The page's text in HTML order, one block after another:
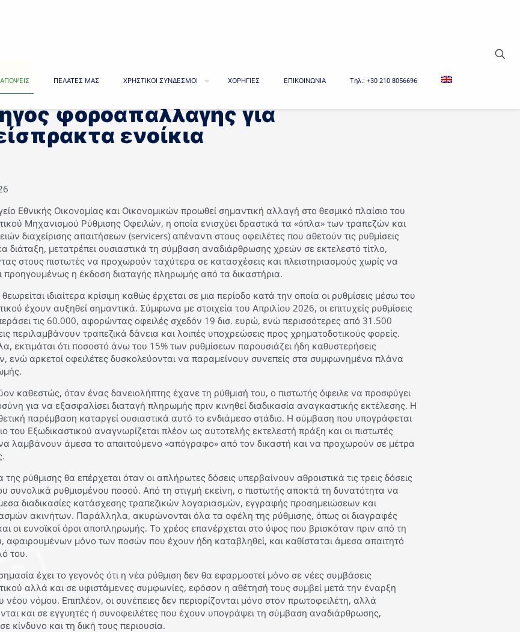
ΠΕΛΑΤΕΣ ΜΑΣ ΧΡΗΣΤΙΚΟΙ ΣΥΝΔΕΣΜΟΙ ΧΟΡΗΓΙΕΣ ΕΠΙΚΟΙΝΩΝΙΑ Tηλ.: +30 210 8056696
φοροαπαλλαγής για
ενοίκια
Εθνικής Οικονομίας και Οικονομικών προωθεί σημαντική αλλαγή στο θεσμικό πλαίσιο του
Μηχανισμού Ρύθμισης Οφειλών, η οποία ενισχύει δραστικά τα «όπλα» των τραπεζών και
διαχείρισης απαιτήσεων (servicers) απέναντι στους οφειλέτες που αθετούν τις ρυθμίσεις
διάταξη, μετατρέπει ουσιαστικά τη σύμβαση αναδιάρθρωσης χρεών σε εκτελεστό τίτλο,
στους πιστωτές να προχωρούν ταχύτερα σε κατασχέσεις και πλειστηριασμούς χωρίς να
προηγουμένως η έκδοση διαταγής πληρωμής από τα δικαστήρια.
ιδιαίτερα κρίσιμη καθώς έρχεται σε μια περίοδο κατά την οποία οι ρυθμίσεις μέσω του
έχουν αυξηθεί σημαντικά. Σύμφωνα με στοιχεία του Απριλίου 2026, οι επιτυχείς ρυθμίσεις
τις 60.000, αφορώντας οφειλές σχεδόν 19 δισ. ευρώ, ενώ περισσότερες από 31.500
περιλαμβάνουν τραπεζικά δάνεια και λοιπές υποχρεώσεις προς χρηματοδοτικούς φορείς.
εκτιμάται ότι ποσοστό άνω του 15% των ρυθμίσεων παρουσιάζει ήδη καθυστερήσεις
ενώ αρκετοί οφειλέτες δυσκολεύονται να παραμείνουν συνεπείς στα συμφωνημένα πλάνα
καθεστώς, όταν ένας δανειολήπτης έχανε τη ρύθμισή του, ο πιστωτής όφειλε να προσφύγει
για να εξασφαλίσει διαταγή πληρωμής πριν κινηθεί διαδικασία αναγκαστικής εκτέλεσης. Η
παρέμβαση καταργεί ουσιαστικά αυτό το ενδιάμεσο στάδιο. Η σύμβαση που υπογράφεται
του Εξωδικαστικού αναγνωρίζεται πλέον ως αυτοτελής εκτελεστή πράξη και οι πιστωτές
λαμβάνουν άμεσα το απαιτούμενο «απόγραφο» από τον δικαστή και να προχωρούν σε μέτρα
ρύθμισης θα επέρχεται όταν οι απλήρωτες δόσεις υπερβαίνουν αθροιστικά τις τρεις δόσεις
συνολικά ρυθμισμένου ποσού. Από τη στιγμή εκείνη, ο πιστωτής αποκτά τη δυνατότητα να
διαδικασίες κατάσχεσης τραπεζικών λογαριασμών, εγγραφής προσημειώσεων και
ακινήτων. Παράλληλα, ακυρώνονται όλα τα οφέλη της ρύθμισης, όπως οι διαγραφές
οι ευνοϊκοί όροι αποπληρωμής. Το χρέος επανέρχεται στο ύψος που βρισκόταν πριν από τη
αφαιρουμένων μόνο των ποσών που έχουν ήδη καταβληθεί, και καθίσταται άμεσα απαιτητό
του.
σημασία έχει το γεγονός ότι η νέα ρύθμιση δεν θα εφαρμοστεί μόνο σε νέες συμβάσεις
αλλά και σε υφιστάμενες συμφωνίες, εφόσον η αθέτησή τους συμβεί μετά την έναρξη
νέου νόμου. Επιπλέον, οι συνέπειες δεν περιορίζονται μόνο στον πρωτοφειλέτη, αλλά
και σε εγγυητές ή συνοφειλέτες που έχουν υπογράψει τη σύμβαση αναδιάρθρωσης,
κίνδυνο και τη δική τους περιουσία.